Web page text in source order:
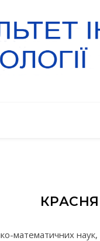
математичних наук,